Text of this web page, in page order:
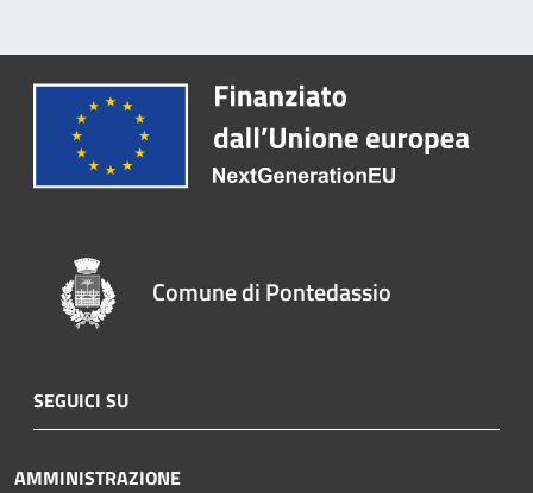
Comune di Pontedassio
SEGUICI SU
AMMINISTRAZIONE